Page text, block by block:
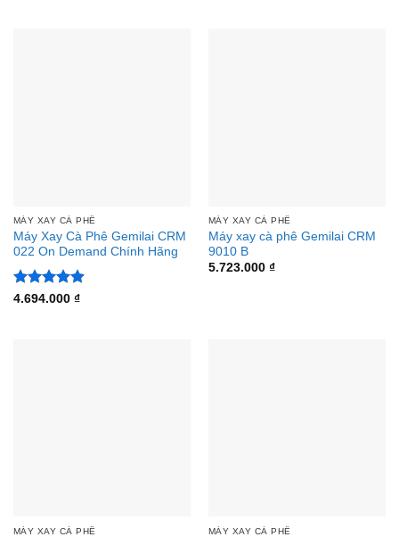
MÁY XAY CÀ PHÊ
Máy Xay Cà Phê Gemilai CRM
022 On Demand Chính Hãng
Được xếp
4.694.000 ₫
MÁY XAY CÀ PHÊ
Máy xay cà phê Gemilai CRM
9010 B
5.723.000 ₫
MÁY XAY CÀ PHÊ MÁY XAY CÀ PHÊ